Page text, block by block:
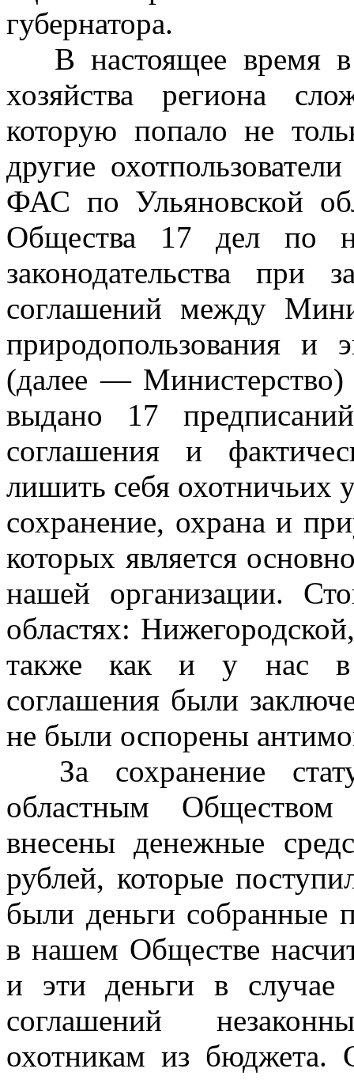
губернатора.
В настоящее время в
хозяйства региона
которую попало не
другие
ФАС по Ульяновской
Общества 17 дел по
законодательства при
соглашений между
природопользования и
(далее —
выдано 17
соглашения и
лишить себя охотничьих
сохранение, охрана и
которых является
нашей организации.
областях:
также как и у нас в
соглашения были
не были оспорены
За сохранение
областным
внесены денежные
рублей, которые
были деньги собранные
в нашем Обществе
и эти деньги в случае
соглашений
охотникам из